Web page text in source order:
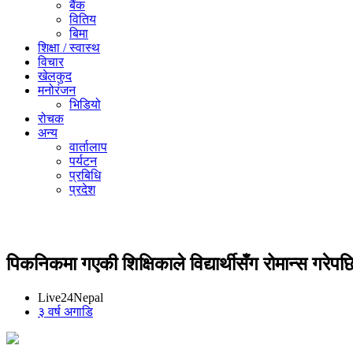
बैंक
वितिय
बिमा
शिक्षा / स्वास्थ
विचार
खेलकुद
मनोरंजन
भिडियो
रोचक
अन्य
वार्तालाप
पर्यटन
प्रबिधि
प्रदेश
पिकनिकमा गएकी शिक्षिकाले विद्यार्थीसँग रोमान्स
Live24Nepal
३ वर्ष अगाडि